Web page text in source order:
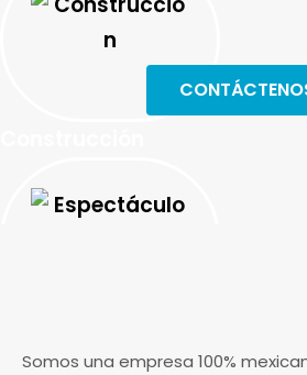
Somos una empresa 100%